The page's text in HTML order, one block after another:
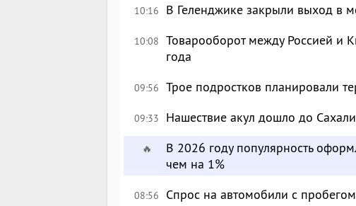
10:16 В Геленджике закрыли выход в
10:08 Товарооборот между Россией и
года
09:56 Трое подростков планировали
09:33 Нашествие акул дошло до
🔥
В 2026 году популярность
чем на 1%
08:56 Спрос на автомобили с